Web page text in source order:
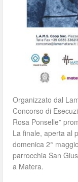
Organizzato dal
Concorso di
Rosa Ponselle”
La finale, aperta al
domenica 2°
parrocchia San
a Matera.